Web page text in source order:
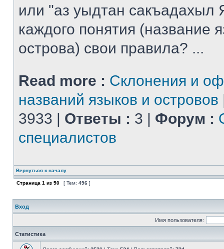
или "аз уыдтан сакъадахыл
каждого понятия (название
острова) свои правила? ...
Read more : Склонения и
названий языков и островов
3933 | Ответы : 3 | Форум :
специалистов
Вернуться к началу
Страница 1 из 50 [ Тем: 496 ]
Вход
Имя пользователя:
Статистика